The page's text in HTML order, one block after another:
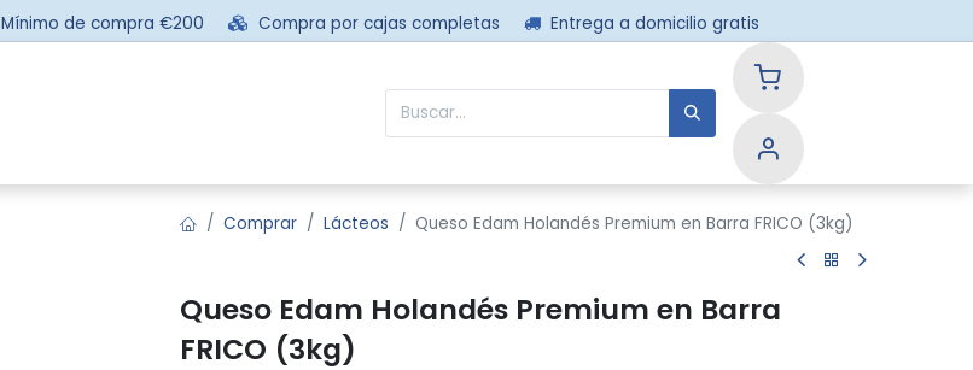
Mínimo de compra €200 Compra por cajas completas Entrega a domicilio gratis
Contáctanos
Comprar Lácteos Queso Edam Holandés Premium en Barra FRICO (3kg)
Queso Edam Holandés Premium en Barra
FRICO (3kg)